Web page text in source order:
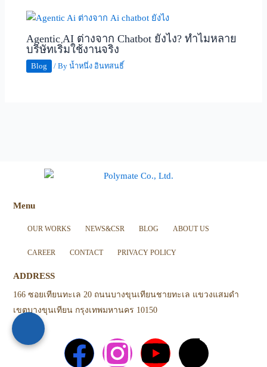
Agentic AI ต่างจาก Chatbot ยังไง? ทำไมหลาย
บริษัทเริ่มใช้งานจริง
Blog / Byน้ำหนึ่ง อินทสนธิ์
Menu
OUR WORKS NEWS&CSR BLOG ABOUT US
CAREER CONTACT PRIVACY POLICY
ADDRESS
166 ซอยเทียนทะเล 20 ถนนบางขุนเทียนชายทะเล แขวงแสมดำ
เขตบางขุนเทียน กรุงเทพมหานคร 10150
F
I
Y
T